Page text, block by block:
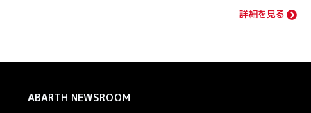
詳細を見る
ABARTH NEWSROOM